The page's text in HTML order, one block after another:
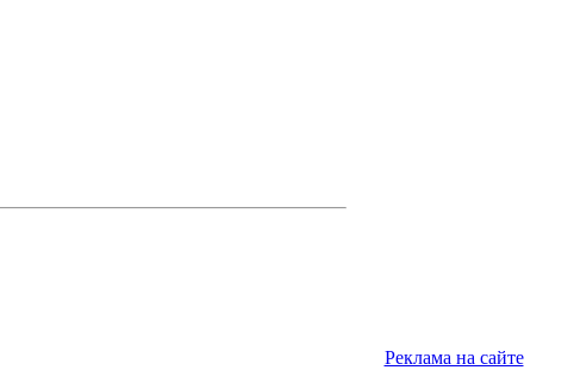
Реклама на сайте